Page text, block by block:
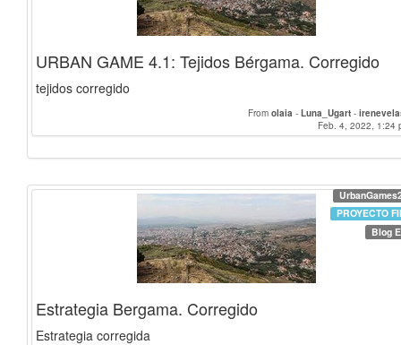
URBAN GAME 4.1: Tejidos Bérgama. Corregido
tejidos corregido
From olaia - Luna_Ugart -
Feb. 4, 2022, 1:24
PROYECTO
Blog
Estrategia Bergama. Corregido
Estrategia corregida